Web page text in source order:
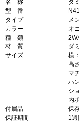
名 称
ダ
型 番
タイプ
メ
カラー
オ
種 類
材 質
ダ
サイズ
横
高
マ
ハ
シ
内
付属品
保
保証期間
1週